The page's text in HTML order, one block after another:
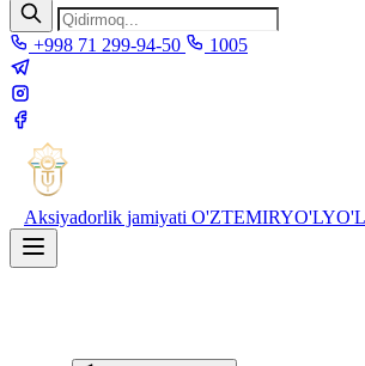
+998 71 299-94-50 1005
Aksiyadorlik jamiyati